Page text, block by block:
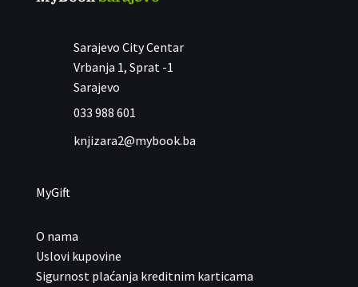
Sarajevo City Centar
Vrbanja 1, Sprat -1
Sarajevo
033 988 601
knjizara2@mybook.ba
MyGift
O nama
Uslovi kupovine
Sigurnost plaćanja kreditnim karticama